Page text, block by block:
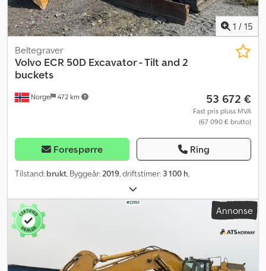
1 / 15
Norge 472 km
Beltegraver
Volvo ECR 50D Excavator - Tilt and 2
buckets
53 672 €
Fast pris pluss MVA
(67 090 € brutto)
Forespørre Ring
Tilstand: brukt, Byggeår: 2019, driftstimer: 3 100 h,
Annonse